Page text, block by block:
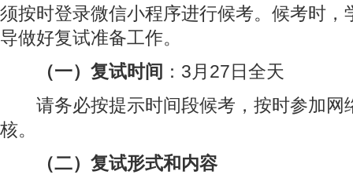
须按时登录微信小程序进行候考。候考时，
导做好复试准备工作。
（一）复试时间 ：3月27日全天
请务必按提示时间段候考，按时参加网
核。
（二）复试形式和内容